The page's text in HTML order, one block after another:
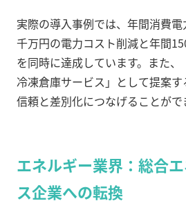
実際の導入事例では、年間消費電
千万円の電力コスト削減と年間
を同時に達成しています。また
冷凍倉庫サービス」として提案
信頼と差別化につなげることがで
エネルギー業界：総合
ス企業への転換